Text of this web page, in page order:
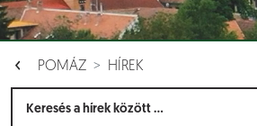
POMÁZ HÍREK